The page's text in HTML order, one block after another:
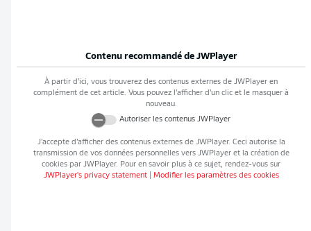
Contenu recommandé de JWPlayer
À partir d’ici, vous trouverez des contenus externes de JWPlayer en
complément de cet article. Vous pouvez l’afficher d’un clic et le masquer à
nouveau.
Autoriser les contenus JWPlayer
J’accepte d’afficher des contenus externes de JWPlayer. Ceci autorise la
transmission de vos données personnelles vers JWPlayeret la création de
cookies par JWPlayer. Pour en savoir plus à ce sujet, rendez-vous sur
JWPlayer's privacy statement| Modifier les paramètres des cookies